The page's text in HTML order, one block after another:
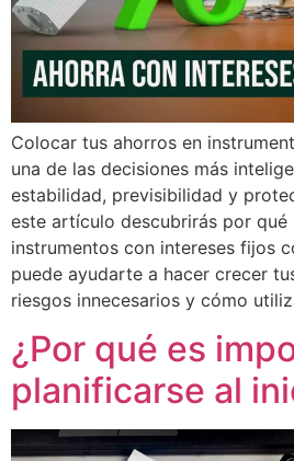
Colocar tus ahorros en
una de las decisiones más
estabilidad, previsibilidad y
este artículo descubrirás por qué
instrumentos con intereses fijos
puede ayudarte a hacer crecer
riesgos innecesarios y cómo
¿Por qué es
planificarse al